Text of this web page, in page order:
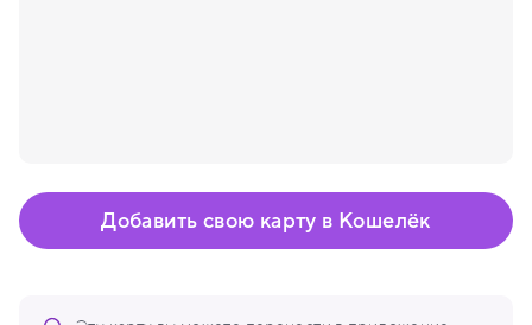
Добавить свою карту в Кошелёк